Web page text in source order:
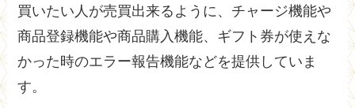
買いたい人が売買出来るように、チャージ機能や
商品登録機能や商品購入機能、ギフト券が使えな
かった時のエラー報告機能などを提供していま
す。